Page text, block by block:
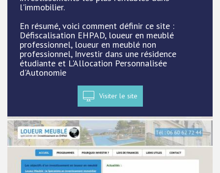
l'immobilier.
En résumé, voici comment définir ce site :
Défiscalisation EHPAD, loueur en meublé
professionnel, loueur en meublé non
professionnel, Investir dans une résidence
étudiante et L'Allocation Personnalisée
d'Autonomie
Visiter le site